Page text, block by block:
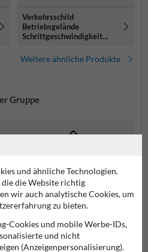
Verkehrsschild
Betriebsgelände
Schrittgeschwindigkeit
Weitere ähnliche Produkte
Gruppe
und ähnliche Technologien.
die Website richtig
wir auch analytische Cookies, um
zu bieten.
Cookies und mobile Werbe-IDs,
und nicht
(Anzeigenpersonalisierung).